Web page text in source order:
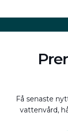
Få senaste
vattenvård,